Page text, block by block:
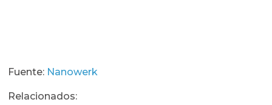
Fuente: Nanowerk
Relacionados: